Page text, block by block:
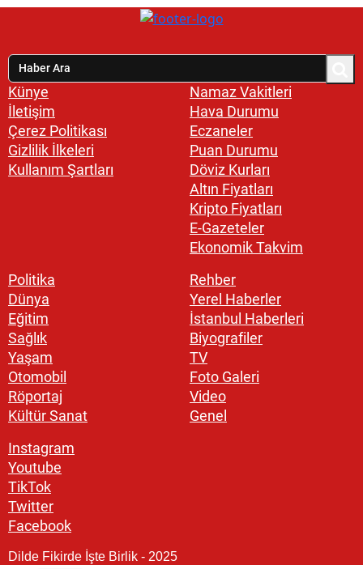
Künye
İletişim
Çerez Politikası
Gizlilik İlkeleri
Kullanım Şartları
Namaz Vakitleri
Hava Durumu
Eczaneler
Puan Durumu
Döviz Kurları
Altın Fiyatları
Kripto Fiyatları
E-Gazeteler
Ekonomik Takvim
Politika
Dünya
Eğitim
Sağlık
Yaşam
Otomobil
Röportaj
Kültür Sanat
Rehber
Yerel Haberler
İstanbul Haberleri
Biyografiler
TV
Foto Galeri
Video
Genel
Instagram
Youtube
TikTok
Twitter
Facebook
Dilde Fikirde İşte Birlik - 2025